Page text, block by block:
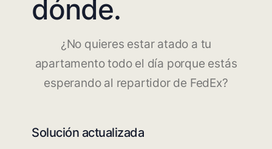
dónde.
¿No quieres estar atado a tu
apartamento todo el día porque estás
esperando al repartidor de FedEx?
Solución actualizada